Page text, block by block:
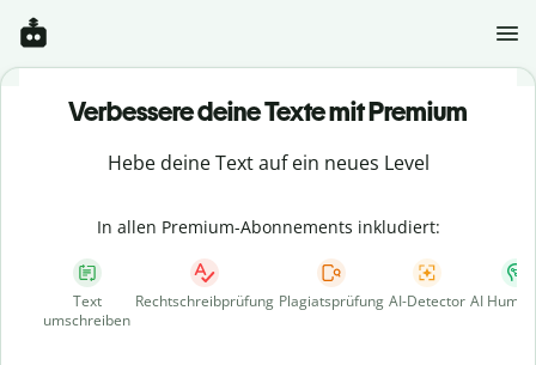
Verbessere deine Texte mit Premium
Hebe deine Text auf ein neues Level
In allen Premium-Abonnements inkludiert:
Text
umschreiben
Rechtschreibprüfung Plagiatsprüfung AI-Detector AI